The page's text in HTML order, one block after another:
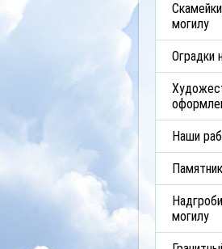
могилу
Оградки
Наши
могилу